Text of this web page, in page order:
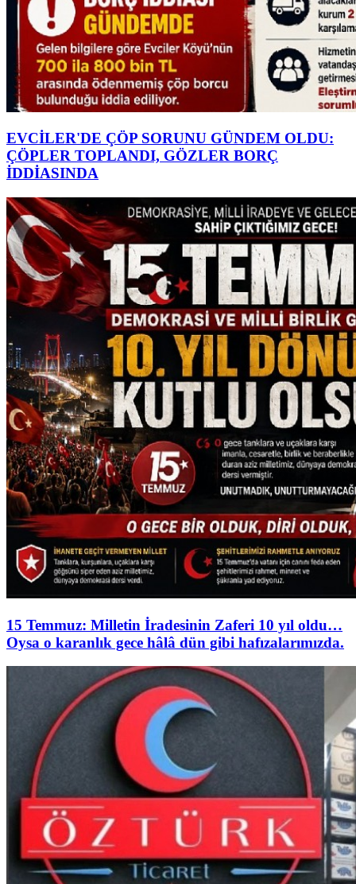
EVCİLER'DE ÇÖP SORUNU GÜNDEM OLDU:
ÇÖPLER TOPLANDI, GÖZLER BORÇ
İDDİASINDA
15 Temmuz: Milletin İradesinin Zaferi 10 yıl oldu…
Oysa o karanlık gece hâlâ dün gibi hafızalarımızda.